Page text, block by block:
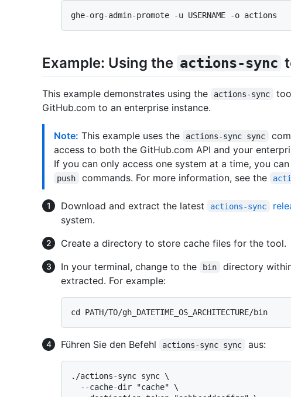
Example: Using the actions-sync
This example demonstrates using the actions-sync
GitHub.com to an enterprise instance.
Note: This example uses the actions-sync sync
access to both the GitHub.com API and your
If you can only access one system at a time, you
push commands. For more information, see the
Download and extract the latest actions-sync
system.
Create a directory to store cache files for the tool.
In your terminal, change to the
bin
directory
extracted. For example:
Führen Sie den Befehl actions-sync sync aus:
./actions-sync sync \